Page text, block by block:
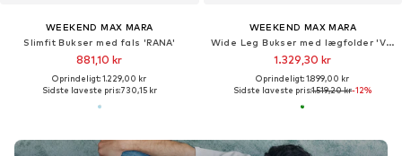
WEEKEND MAX MARA
Slimfit Bukser med fals 'RANA'
881,10 kr
Oprindeligt: 1.229,00 kr
Sidste laveste pris:730,15 kr
WEEKEND MAX MARA
Wide Leg Bukser med lægfolder 'VELIERO'
1.329,30 kr
Oprindeligt: 1.899,00 kr
Sidste laveste pris:1.519,20 kr-12%